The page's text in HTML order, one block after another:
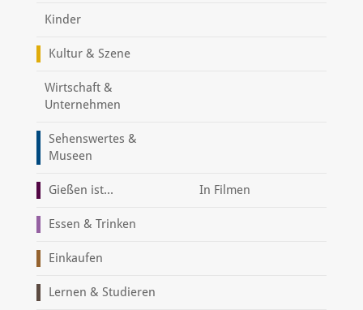
Kinder
Kultur & Szene
Wirtschaft &
Unternehmen
Sehenswertes &
Museen
Gießen ist... In Filmen
Essen & Trinken
Einkaufen
Lernen & Studieren